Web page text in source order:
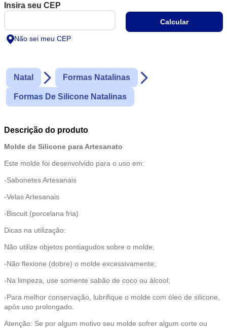
Não sei meu CEP
Natal Formas Natalinas
Formas De Silicone Natalinas
Descrição do produto
Molde de Silicone para Artesanato
Este molde foi desenvolvido para o uso em:
-Sabonetes Artesanais
-Velas Artesanais
-Biscuit (porcelana fria)
Dicas na utilização:
Não utilize objetos pontiagudos sobre o molde;
-Não flexione (dobre) o molde excessivamente;
-Na limpeza, use somente sabão de coco ou álcool;
-Para melhor conservação, lubrifique o molde com óleo de silicone,
após uso prolongado.
Atenção: Se por algum motivo seu molde sofrer algum corte ou